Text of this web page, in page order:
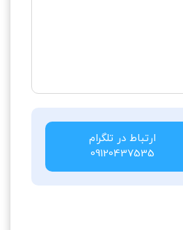
ارتباط در تلگرام
09120437535